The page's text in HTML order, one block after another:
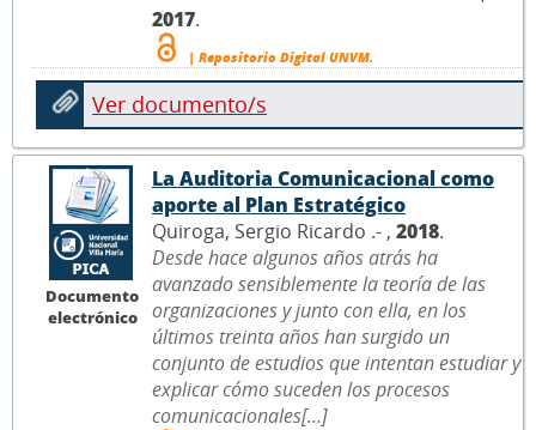
2017.
| Repositorio Digital UNVM.
Ver documento/s
Documento
electrónico
La Auditoria Comunicacional como
aporte al Plan Estratégico
Quiroga, Sergio Ricardo .- , 2018.
Desde hace algunos años atrás ha
avanzado sensiblemente la teoría de las
organizaciones y junto con ella, en los
últimos treinta años han surgido un
conjunto de estudios que intentan estudiar y
explicar cómo suceden los procesos
comunicacionales[...]